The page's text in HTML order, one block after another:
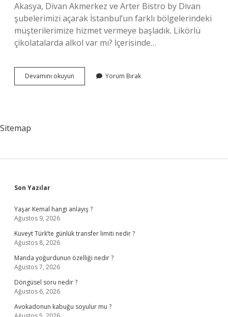
Akasya, Divan Akmerkez ve Arter Bistro by Divan
şubelerimizi açarak İstanbul’un farklı bölgelerindeki
müşterilerimize hizmet vermeye başladık. Likörlü
çikolatalarda alkol var mı? İçerisinde…
Devamını okuyun
Çikolata
Yorum Bırak
Sitemap
Sidebar
Son Yazılar
Yaşar Kemal hangi anlayış ?
Ağustos 9, 2026
Kuveyt Türk’te günlük transfer limiti nedir ?
Ağustos 8, 2026
Manda yoğurdunun özelliği nedir ?
Ağustos 7, 2026
Döngüsel soru nedir ?
Ağustos 6, 2026
Avokadonun kabuğu soyulur mu ?